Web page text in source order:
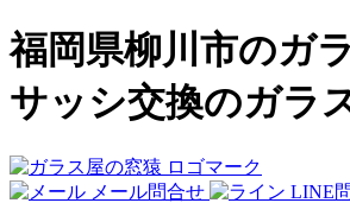
福岡県柳川市のガ
サッシ交換のガラ
メール問合せ LINE